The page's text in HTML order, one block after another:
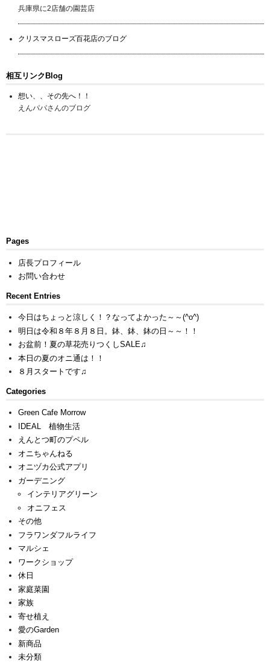
兵庫県に2店舗の園芸店
クリスマスローズ百花店のブログ
相互リンクBlog
想い、、その先へ！！
えんパパさんのブログ
Pages
店長プロフィール
お問い合わせ
Recent Entries
今日はちょっと涼しく！？なってよかった～～(^o^)
明日は令和８年８月８日。鉢、鉢、鉢の日～～！！
お盆前！夏の草花売りつくしSALE♫
本日の夏のオニ通は！！
８月スタートです♫
Categories
Green Cafe Morrow
IDEAL 植物生活
えんとつ町のプペル
オニちゃんねる
オニヅカ公式アプリ
ガーデニング
インテリアグリーン
オニフェス
その他
フラワンダフルライフ
マルシェ
ワークショップ
休日
家庭菜園
家族
寄せ植え
愛のGarden
新商品
未分類